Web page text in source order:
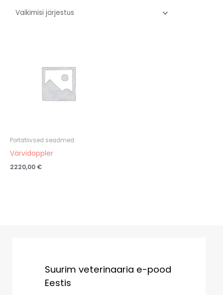
Portatiivsed seadmed
Värvidoppler
2220,00 €
Suurim veterinaaria e-pood
Eestis